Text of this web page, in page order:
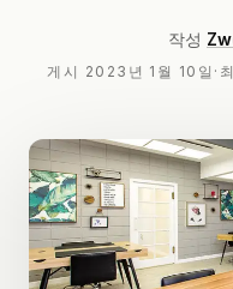
작성
게시 2023년 1월 10일 ·